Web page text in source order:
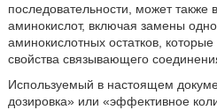
последовательности, может также
аминокислот, включая замены
аминокислотных остатков,
свойства связывающего
Используемый в настоящем
дозировка» или «эффективное